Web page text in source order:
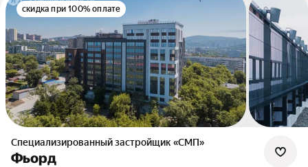
скидка при 100% оплате
Специализированный застройщик «СМП»
Фьорд